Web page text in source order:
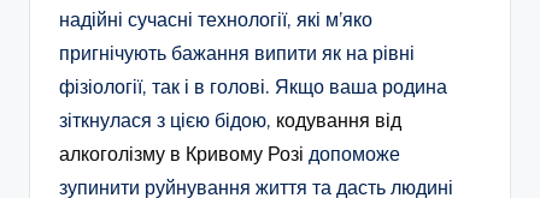
надійні сучасні технології, які м’яко
пригнічують бажання випити як на рівні
фізіології, так і в голові. Якщо ваша родина
зіткнулася з цією бідою, кодування від
алкоголізму в Кривому Розі допоможе
зупинити руйнування життя та дасть людині